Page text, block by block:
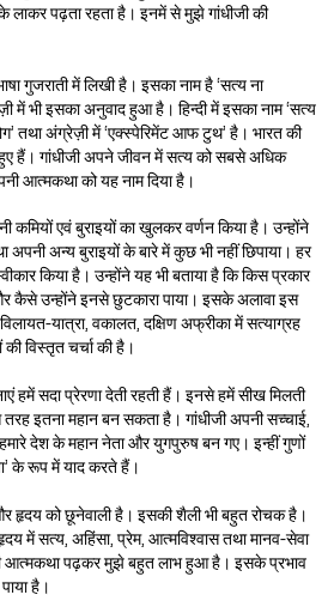
पढ़ता रहता है। इनमें से मुझे गांधीजी की
गुजराती में लिखी है। इसका नाम है ‘सत्य ना
में भी इसका अनुवाद हुआ है। हिन्दी में इसका नाम ‘सत्य
तथा अंग्रेज़ी में ‘एक्स्पेरिमेंट आफ टुथ’ है। भारत की
हैं। गांधीजी अपने जीवन में सत्य को सबसे अधिक
आत्मकथा को यह नाम दिया है।
कमियों एवं बुराइयों का खुलकर वर्णन किया है। उन्होंने
अपनी अन्य बुराइयों के बारे में कुछ भी नहीं छिपाया। हर
किया है। उन्होंने यह भी बताया है कि किस प्रकार
कैसे उन्होंने इनसे छुटकारा पाया। इसके अलावा इस
यात्रा, वकालत, दक्षिण अफ्रीका में सत्याग्रह
विस्तृत चर्चा की है।
हमें सदा प्रेरणा देती रहती हैं। इनसे हमें सीख मिलती
इतना महान बन सकता है। गांधीजी अपनी सच्चाई,
देश के महान नेता और युगपुरुष बन गए। इन्हीं गुणों
के रूप में याद करते हैं।
हृदय को छूनेवाली है। इसकी शैली भी बहुत रोचक है।
में सत्य, अहिंसा, प्रेम, आत्मविश्वास तथा मानव-सेवा
आत्मकथा पढ़कर मुझे बहुत लाभ हुआ है। इसके प्रभाव
है।